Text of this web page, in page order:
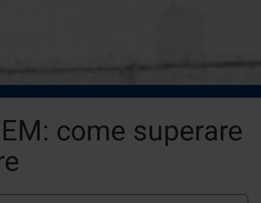
come superare